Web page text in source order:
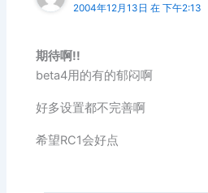
2004年12月13日 在 下午2:13
期待啊!!
beta4用的有的郁闷啊
好多设置都不完善啊
希望RC1会好点